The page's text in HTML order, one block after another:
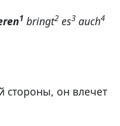
1bringt2es3auch4
стороны, он влечет